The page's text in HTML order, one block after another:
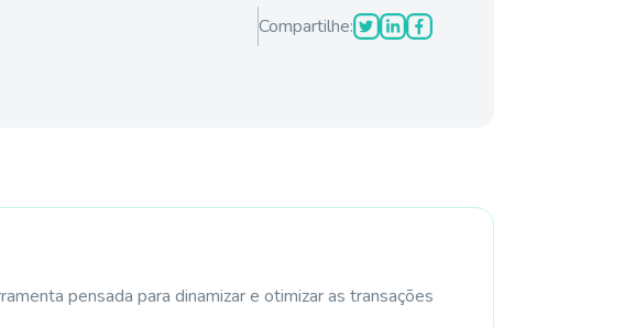
Compartilhe:
pensada para dinamizar e otimizar as transações